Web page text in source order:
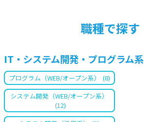
職種で探す
IT・システム開発・プログラム系
プログラム（WEB/オープン系）
(8)
システム開発（WEB/オープン系）
(12)